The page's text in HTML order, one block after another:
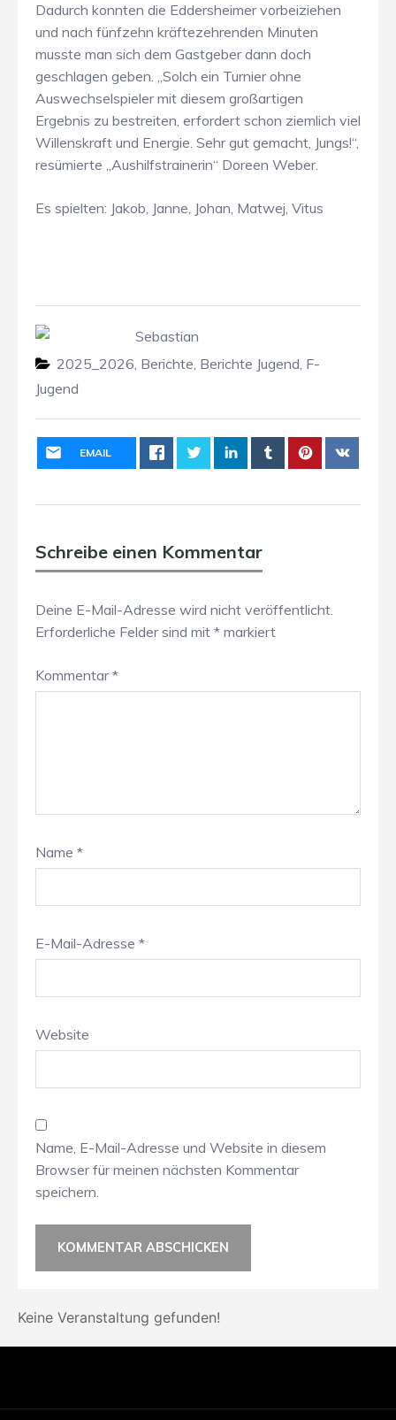
Dadurch konnten die Eddersheimer vorbeiziehen
und nach fünfzehn kräftezehrenden Minuten
musste man sich dem Gastgeber dann doch
geschlagen geben. „Solch ein Turnier ohne
Auswechselspieler mit diesem großartigen
Ergebnis zu bestreiten, erfordert schon ziemlich viel
Willenskraft und Energie. Sehr gut gemacht, Jungs!“,
resümierte „Aushilfstrainerin“ Doreen Weber.
Es spielten: Jakob, Janne, Johan, Matwej, Vitus
Sebastian
2025_2026, Berichte, Berichte Jugend, F-
Jugend
EMAIL
Schreibe einen Kommentar
Deine E-Mail-Adresse wird nicht veröffentlicht.
Erforderliche Felder sind mit * markiert
Kommentar*
Name *
E-Mail-Adresse *
Website
Name, E-Mail-Adresse und Website in diesem
Browser für meinen nächsten Kommentar
speichern.
Keine Veranstaltung gefunden!